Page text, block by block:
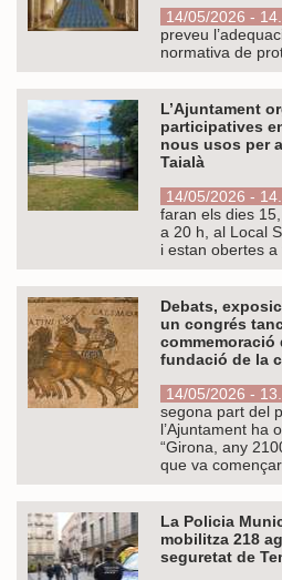
14/05/2026 -
preveu
normativa de
L’Ajuntament
participatives
nous usos per
Taialà
14/05/2026 -
faran els dies
a 20 h, al Local
i estan obertes
Debats,
un congrés
commemoració
fundació de la
14/05/2026 -
segona part del
l’Ajuntament ha
“Girona, any
que va
La Policia
mobilitza 218
seguretat de